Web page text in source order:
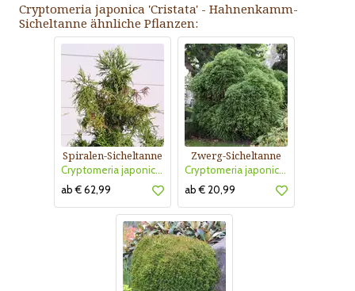
Cryptomeria japonica 'Cristata' - Hahnenkamm-
Sicheltanne ähnliche Pflanzen:
Spiralen-Sicheltanne
Cryptomeria japonica 'Rasen'
ab € 62,99
Zwerg-Sicheltanne
Cryptomeria japonica 'Globosa Nana'
ab € 20,99